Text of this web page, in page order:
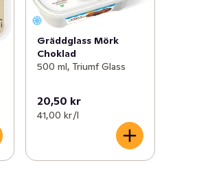
Gräddglass Mörk
Choklad
500 ml, Triumf Glass
20,50 kr
41,00 kr /l